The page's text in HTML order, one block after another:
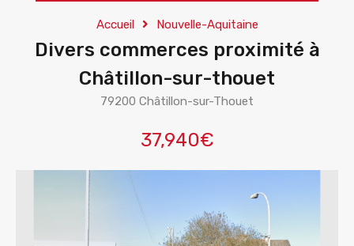
Accueil Nouvelle-Aquitaine
Divers commerces proximité à
Châtillon-sur-thouet
79200 Châtillon-sur-Thouet
37,940€